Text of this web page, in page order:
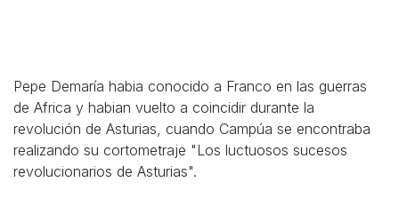
Pepe Demaría habia conocido a Franco en las guerras
de Africa y habian vuelto a coincidir durante la
revolución de Asturias, cuando Campúa se encontraba
realizando su cortometraje "Los luctuosos sucesos
revolucionarios de Asturias".